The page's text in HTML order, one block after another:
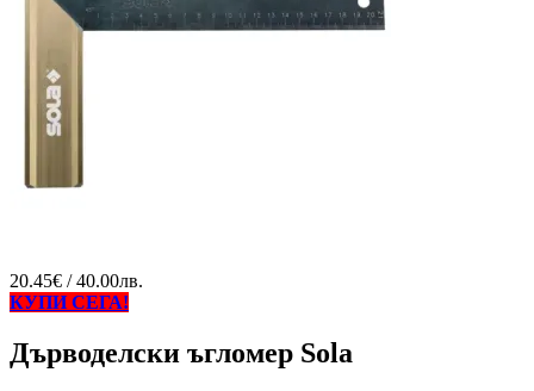
20.45€ / 40.00лв.
КУПИ СЕГА!
Дърводелски ъгломер Sola